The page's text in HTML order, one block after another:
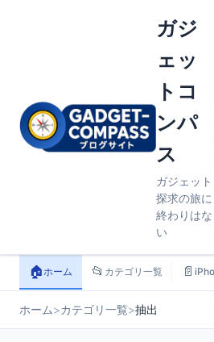
ガジ
ェッ
トコ
ンパ
ス
ガジェット
探求の旅に
終わりはな
い
🏠ホーム 📂 カテゴリ一覧 📄
ホーム>カテゴリ一覧>抽出